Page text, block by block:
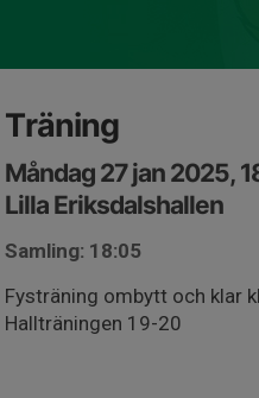
Träning
Måndag 27 jan 2025,
Lilla Eriksdalshallen
Samling: 18:05
Fysträning ombytt och klar
Hallträningen 19-20